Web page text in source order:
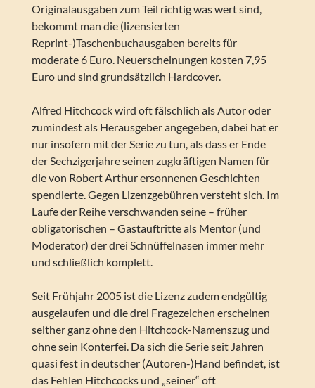
Originalausgaben zum Teil richtig was wert sind,
bekommt man die (lizensierten
Reprint-)Taschenbuchausgaben bereits für
moderate 6 Euro. Neuerscheinungen kosten 7,95
Euro und sind grundsätzlich Hardcover.
Alfred Hitchcock wird oft fälschlich als Autor oder
zumindest als Herausgeber angegeben, dabei hat er
nur insofern mit der Serie zu tun, als dass er Ende
der Sechzigerjahre seinen zugkräftigen Namen für
die von Robert Arthur ersonnenen Geschichten
spendierte. Gegen Lizenzgebühren versteht sich. Im
Laufe der Reihe verschwanden seine – früher
obligatorischen – Gastauftritte als Mentor (und
Moderator) der drei Schnüffelnasen immer mehr
und schließlich komplett.
Seit Frühjahr 2005 ist die Lizenz zudem endgültig
ausgelaufen und die drei Fragezeichen erscheinen
seither ganz ohne den Hitchcock-Namenszug und
ohne sein Konterfei. Da sich die Serie seit Jahren
quasi fest in deutscher (Autoren-)Hand befindet, ist
das Fehlen Hitchcocks und „seiner“ oft